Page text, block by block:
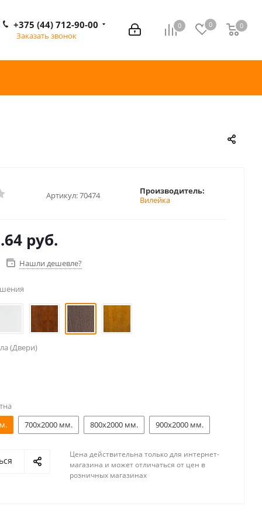
0 0 0
0
+375 (44) 712-90-00
Заказать звонок
Артикул:70474
Производитель:
Вилейка
руб.
Нашли дешевле?
(Двери)
700x2000 мм. 800x2000 мм. 900x2000 мм.
Цена действительна только для интернет-
магазина и может отличаться от цен в
розничных магазинах